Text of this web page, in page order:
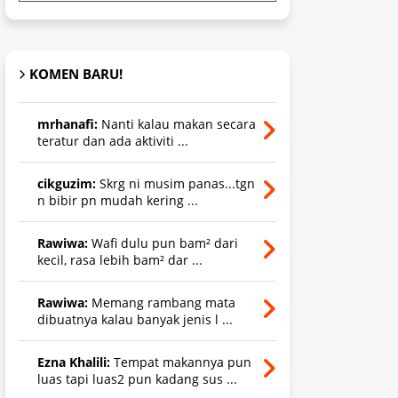
KOMEN BARU!
mrhanafi: Nanti kalau makan secara
teratur dan ada aktiviti ...
cikguzim: Skrg ni musim panas...tgn
n bibir pn mudah kering ...
Rawiwa: Wafi dulu pun bam² dari
kecil, rasa lebih bam² dar ...
Rawiwa: Memang rambang mata
dibuatnya kalau banyak jenis l ...
Ezna Khalili: Tempat makannya pun
luas tapi luas2 pun kadang sus ...